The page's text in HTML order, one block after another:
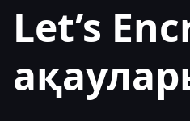
Let’s